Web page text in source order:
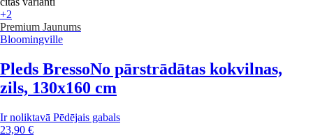
+2
Premium Jaunums
Bloomingville
Pleds BressoNo pārstrādātas kokvilnas,
zils, 130x160 cm
Ir noliktavā Pēdējais gabals
23,90 €